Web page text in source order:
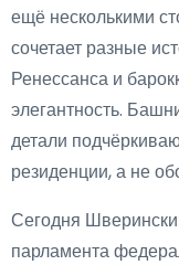
ещё несколькими
сочетает разные
Ренессанса и
элегантность.
детали
резиденции, а не
Сегодня
парламента